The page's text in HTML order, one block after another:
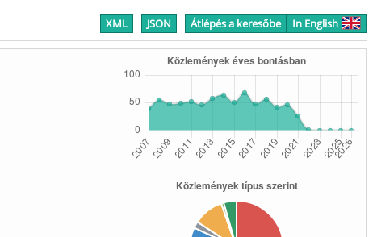
XML JSON Átlépés a keresőbe In English